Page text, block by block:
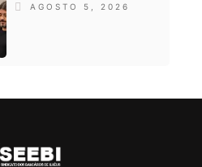
AGOSTO 5, 2026